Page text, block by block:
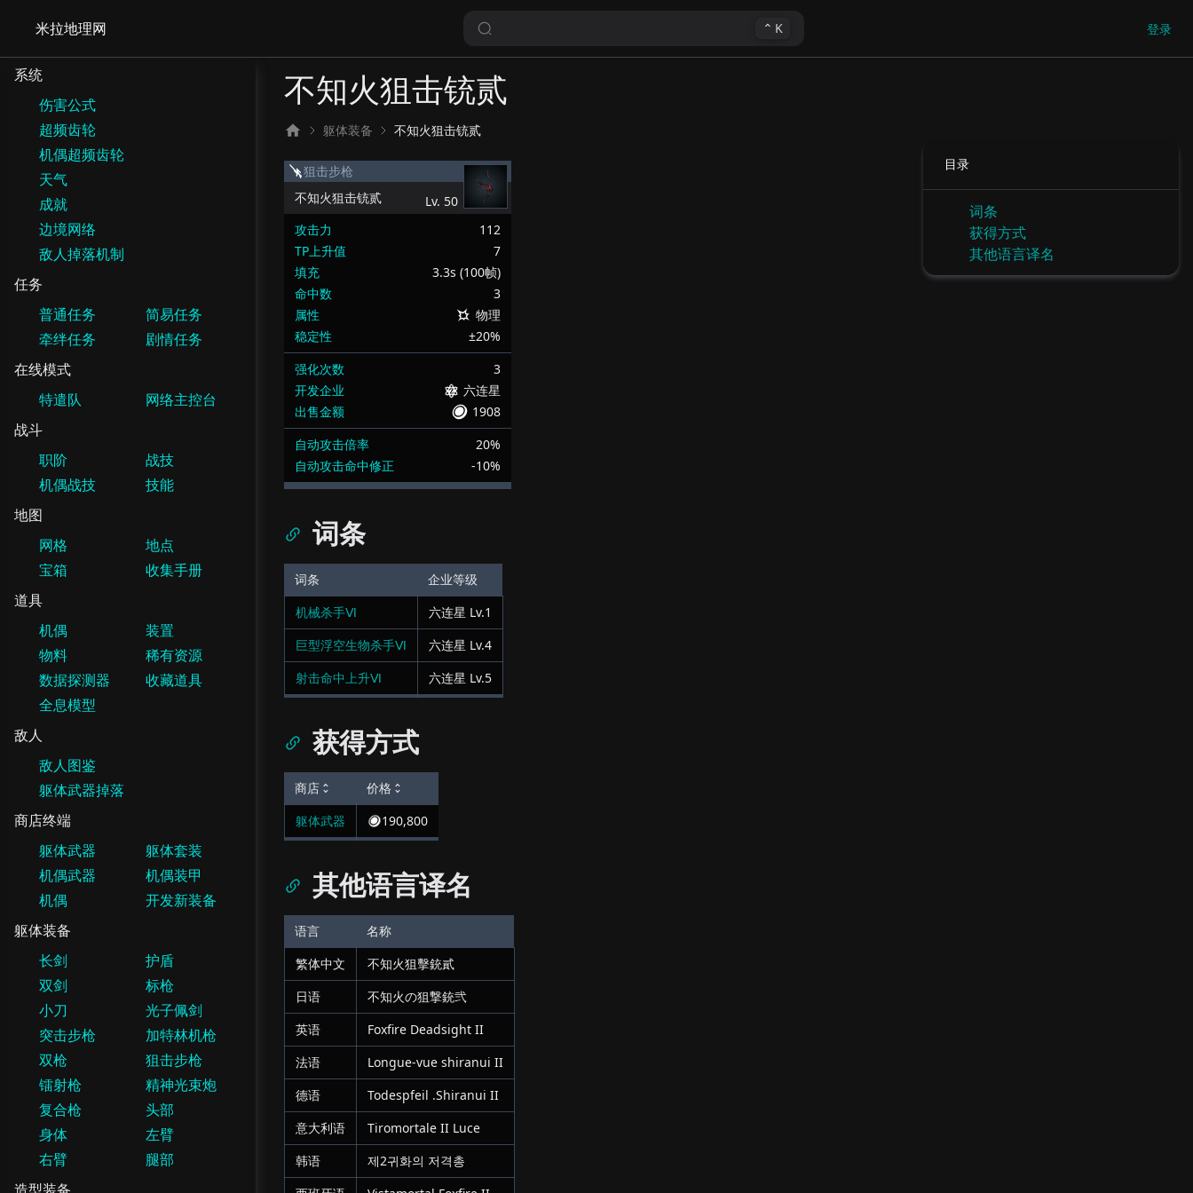
米拉地理网 ⌃ K 登录
系统
伤害公式
超频齿轮
机偶超频齿轮
天气
成就
边境网络
敌人掉落机制
任务
普通任务
简易任务
牵绊任务
剧情任务
在线模式
特遣队
网络主控台
战斗
职阶
战技
机偶战技
技能
地图
网格
地点
宝箱
收集手册
道具
机偶
装置
物料
稀有资源
数据探测器
收藏道具
全息模型
敌人
敌人图鉴
躯体武器掉落
商店终端
躯体武器
躯体套装
机偶武器
机偶装甲
机偶
开发新装备
躯体装备
长剑
护盾
双剑
标枪
小刀
光子佩剑
突击步枪
加特林机枪
双枪
狙击步枪
镭射枪
精神光束炮
复合枪
头部
身体
左臂
右臂
腿部
不知火狙击铳贰
躯体装备
不知火狙击铳贰
目录
词条
获得方式
其他语言译名
狙击步枪
不知火狙击铳贰
Lv. 50
攻击力
112
TP上升值
7
填充
3.3s (100帧)
命中数
3
属性
物理
稳定性
±20%
强化次数
3
开发企业
六连星
出售金额
1908
自动攻击倍率
20%
自动攻击命中修正
-10%
词条
词条
企业等级
机械杀手Ⅵ
六连星 Lv.1
巨型浮空生物杀手Ⅵ
六连星 Lv.4
射击命中上升Ⅵ
六连星 Lv.5
获得方式
商店
价格
躯体武器
190,800
其他语言译名
语言
名称
繁体中文
不知火狙擊銃貳
日语
不知火の狙撃銃弐
英语
Foxfire Deadsight II
法语
Longue-vue shiranui II
德语
Todespfeil .Shiranui II
意大利语
Tiromortale II Luce
韩语
제2귀화의 저격총